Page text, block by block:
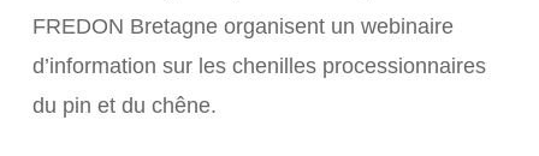
FREDON Bretagne organisent un webinaire
d’information sur les chenilles processionnaires
du pin et du chêne.